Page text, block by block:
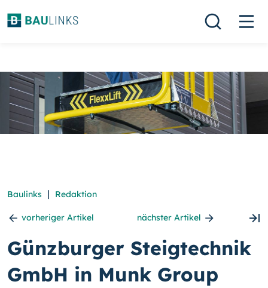
Baulinks | Redaktion
vorheriger Artikel nächster Artikel
Günzburger Steigtechnik
GmbH in Munk Group